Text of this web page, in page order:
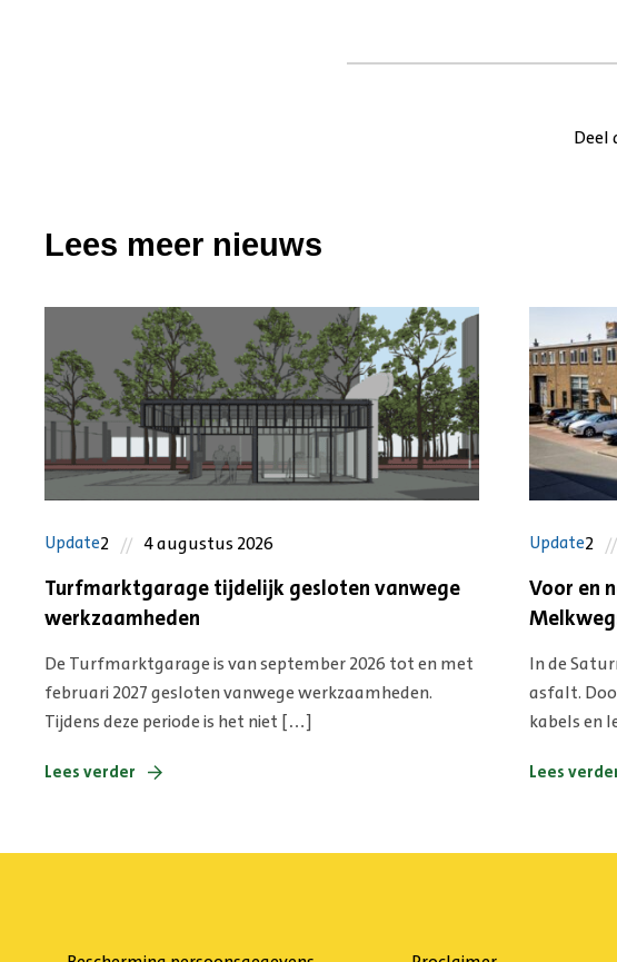
Deel
Lees meer nieuws
Update2 4 augustus 2026
Turfmarktgarage tijdelijk gesloten vanwege
werkzaamheden
De Turfmarktgarage is van september 2026 tot en met
februari 2027 gesloten vanwege werkzaamheden.
Tijdens deze periode is het niet […]
Lees verder
Update2
Voor en
In de
asfalt.
kabels en
Lees